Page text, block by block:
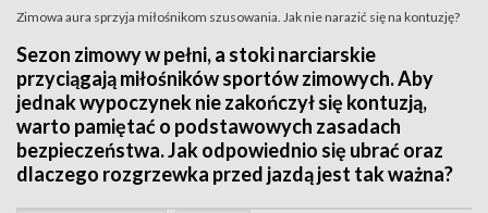
Zimowa aura sprzyja miłośnikom szusowania. Jak nie narazić się na kontuzję?
Sezon zimowy w pełni, a stoki narciarskie
przyciągają miłośników sportów zimowych. Aby
jednak wypoczynek nie zakończył się kontuzją,
warto pamiętać o podstawowych zasadach
bezpieczeństwa. Jak odpowiednio się ubrać oraz
dlaczego rozgrzewka przed jazdą jest tak ważna?